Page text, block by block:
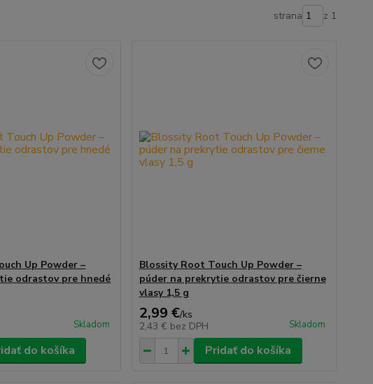
strana z 1
Up Powder –
odrastov pre hnedé
Skladom
do košíka
Blossity Root Touch Up Powder –
púder na prekrytie odrastov pre čierne
vlasy 1,5 g
2,99 €/ks
2,43 € bez DPH Skladom
Pridať do košíka